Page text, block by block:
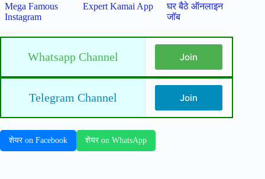
Mega Famous
Instagram
Expert Kamai App
घर बैठे ऑनलाइन
जॉब
Whatsapp Channel Join
Telegram Channel Join
शेयर on Facebook शेयर on WhatsApp